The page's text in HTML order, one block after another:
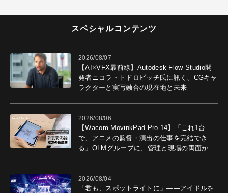
スペシャルコンテンツ
2026/08/07
【AI×VFX最前線】Autodesk Flow Studio開
発者ニコラ・トドロビッチ氏に訊く、CGキャ
ラクターと実写融合の現在地と未来
2026/08/06
【Wacom MovinkPad Pro 14】「これ1台
で、アニメの監督・演出の仕事を完結でき
る」OLMグループに、管理と現場の両面から
2026/08/04
「君も、スポットライトに」――アイドルを